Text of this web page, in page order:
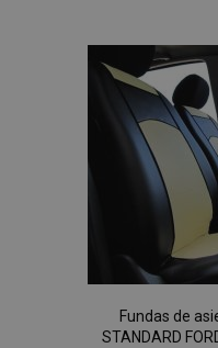
Fundas de
STANDARD